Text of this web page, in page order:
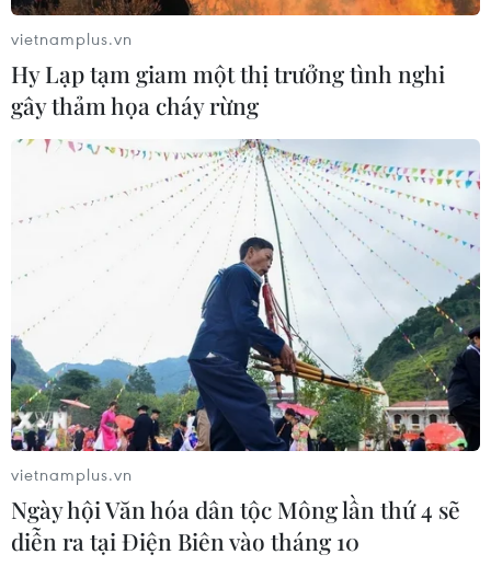
vietnamplus.vn
Hy Lạp tạm giam một thị trưởng tình nghi
gây thảm họa cháy rừng
vietnamplus.vn
Ngày hội Văn hóa dân tộc Mông lần thứ 4 sẽ
diễn ra tại Điện Biên vào tháng 10